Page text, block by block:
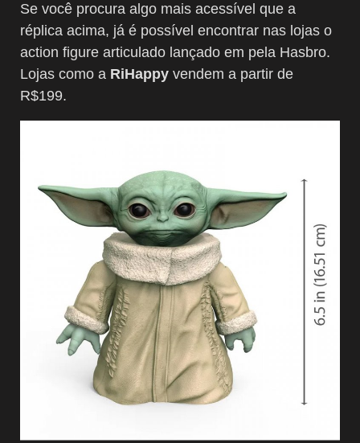
Se você procura algo mais acessível que a
réplica acima, já é possível encontrar nas lojas o
action figure articulado lançado em pela Hasbro.
Lojas como a RiHappy vendem a partir de
R$199.